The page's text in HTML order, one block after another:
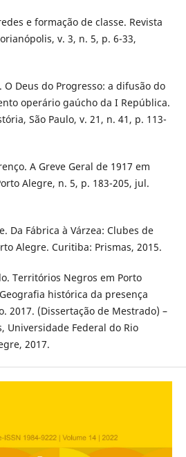
e formação de classe. Revista
v. 3, n. 5, p. 6-33,
O Deus do Progresso: a difusão do
operário gaúcho da I República.
São Paulo, v. 21, n. 41, p. 113-
A Greve Geral de 1917 em
Alegre, n. 5, p. 183-205, jul.
Da Fábrica à Várzea: Clubes de
Alegre. Curitiba: Prismas, 2015.
Territórios Negros em Porto
histórica da presença
2017. (Dissertação de Mestrado) –
Universidade Federal do Rio
2017.